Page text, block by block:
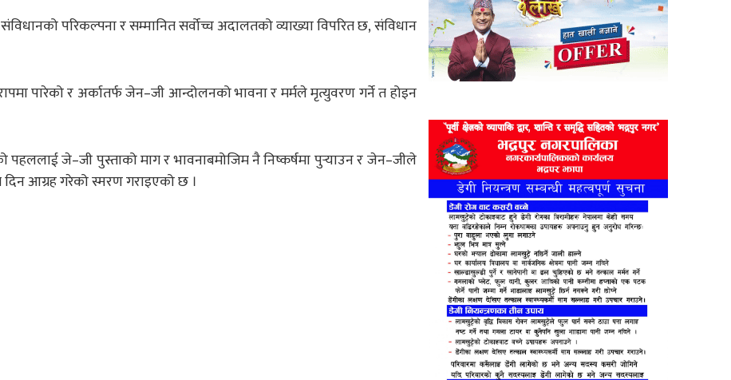
परिकल्पना र सम्मानित सर्वोच्च अदालतको व्याख्या विपरित छ, संविधान
पारेको र अर्कातर्फ जेन–जी आन्दोलनको भावना र मर्मले मृत्युवरण गर्ने त होइन
पहललाई जे–जी पुस्ताको माग र भावनाबमोजिम नै निष्कर्षमा पुर्‍याउन र जेन–जीले
दिन आग्रह गरेको स्मरण गराइएको छ ।